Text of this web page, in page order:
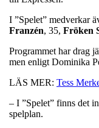
I ”Spelet” medverkar
Franzén, 35, Fröken
Programmet har drag
men enligt Dominika
LÄS MER: Tess
– I ”Spelet” finns det
spelplan.